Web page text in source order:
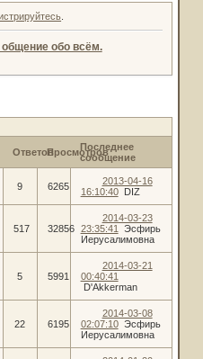
обо всём.
ОтветовПросмотровПоследнее
сообщение
9 6265
2013-04-16
16:10:40
DIZ
517 32856
2014-03-23
23:35:41
Эсфирь
Иерусалимовна
5 5991
2014-03-21
00:40:41
D'Akkerman
22 6195
2014-03-08
02:07:10 Эсфирь
Иерусалимовна